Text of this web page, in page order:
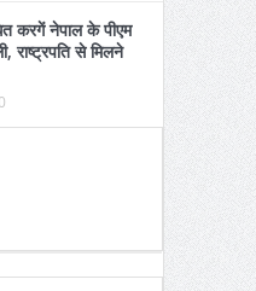
करगें नेपाल के पीएम
राष्ट्रपति से मिलने